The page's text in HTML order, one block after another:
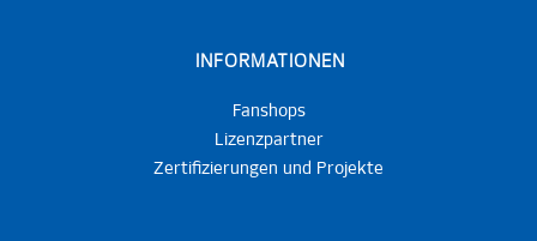
INFORMATIONEN
Fanshops
Lizenzpartner
Zertifizierungen und Projekte